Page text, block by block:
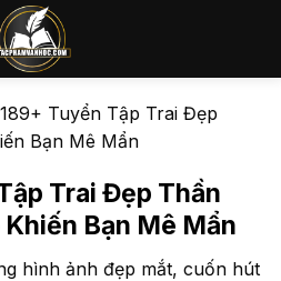
189+ Tuyển Tập Trai Đẹp
Bạn Mê Mẩn
Trai Đẹp Thần
Bạn Mê Mẩn
hình ảnh đẹp mắt, cuốn hút